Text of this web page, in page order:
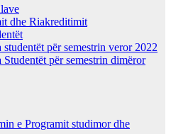
dhe Riakreditimit
për semestrin veror 2022
për semestrin dimëror
e Programit studimor dhe